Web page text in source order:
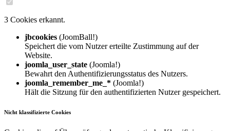
3 Cookies erkannt.
jbcookies (JoomBall!)
Speichert die vom Nutzer erteilte Zustimmung auf der
Website.
joomla_user_state (Joomla!)
Bewahrt den Authentifizierungsstatus des Nutzers.
joomla_remember_me_* (Joomla!)
Hält die Sitzung für den authentifizierten Nutzer gespeichert.
Nicht klassifizierte Cookies